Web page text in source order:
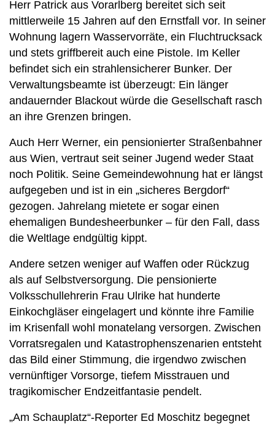
Herr Patrick aus Vorarlberg bereitet sich seit
mittlerweile 15 Jahren auf den Ernstfall vor. In seiner
Wohnung lagern Wasservorräte, ein Fluchtrucksack
und stets griffbereit auch eine Pistole. Im Keller
befindet sich ein strahlensicherer Bunker. Der
Verwaltungsbeamte ist überzeugt: Ein länger
andauernder Blackout würde die Gesellschaft rasch
an ihre Grenzen bringen.
Auch Herr Werner, ein pensionierter Straßenbahner
aus Wien, vertraut seit seiner Jugend weder Staat
noch Politik. Seine Gemeindewohnung hat er längst
aufgegeben und ist in ein „sicheres Bergdorf“
gezogen. Jahrelang mietete er sogar einen
ehemaligen Bundesheerbunker – für den Fall, dass
die Weltlage endgültig kippt.
Andere setzen weniger auf Waffen oder Rückzug
als auf Selbstversorgung. Die pensionierte
Volksschullehrerin Frau Ulrike hat hunderte
Einkochgläser eingelagert und könnte ihre Familie
im Krisenfall wohl monatelang versorgen. Zwischen
Vorratsregalen und Katastrophenszenarien entsteht
das Bild einer Stimmung, die irgendwo zwischen
vernünftiger Vorsorge, tiefem Misstrauen und
tragikomischer Endzeitfantasie pendelt.
„Am Schauplatz“-Reporter Ed Moschitz begegnet